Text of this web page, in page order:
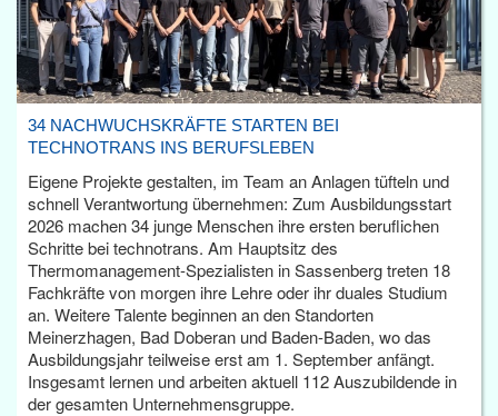
34 NACHWUCHSKRÄFTE STARTEN BEI
TECHNOTRANS INS BERUFSLEBEN
Eigene Projekte gestalten, im Team an Anlagen tüfteln und
schnell Verantwortung übernehmen: Zum Ausbildungsstart
2026 machen 34 junge Menschen ihre ersten beruflichen
Schritte bei technotrans. Am Hauptsitz des
Thermomanagement-Spezialisten in Sassenberg treten 18
Fachkräfte von morgen ihre Lehre oder ihr duales Studium
an. Weitere Talente beginnen an den Standorten
Meinerzhagen, Bad Doberan und Baden-Baden, wo das
Ausbildungsjahr teilweise erst am 1. September anfängt.
Insgesamt lernen und arbeiten aktuell 112 Auszubildende in
der gesamten Unternehmensgruppe.